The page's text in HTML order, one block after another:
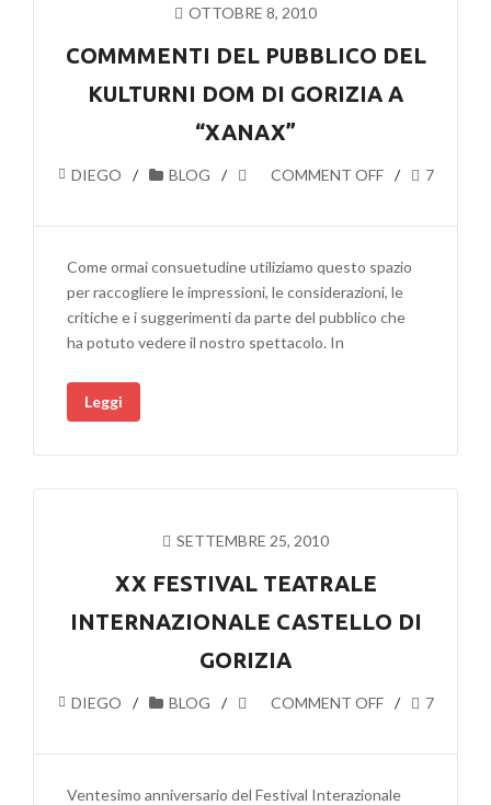
OTTOBRE 8, 2010
COMMMENTI DEL PUBBLICO DEL
KULTURNI DOM DI GORIZIA A
“XANAX”
DIEGO BLOG COMMENT OFF 7
Come ormai consuetudine utiliziamo questo spazio
per raccogliere le impressioni, le considerazioni, le
critiche e i suggerimenti da parte del pubblico che
ha potuto vedere il nostro spettacolo. In
Leggi
SETTEMBRE 25, 2010
XX FESTIVAL TEATRALE
INTERNAZIONALE CASTELLO DI
GORIZIA
DIEGO BLOG COMMENT OFF 7
Ventesimo anniversario del Festival Interazionale